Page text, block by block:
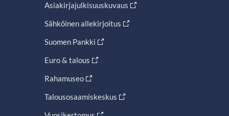
Asiakirjajulkisuuskuvaus
Sähköinen allekirjoitus
Suomen Pankki
Euro & talous
Rahamuseo
Talousosaamiskeskus